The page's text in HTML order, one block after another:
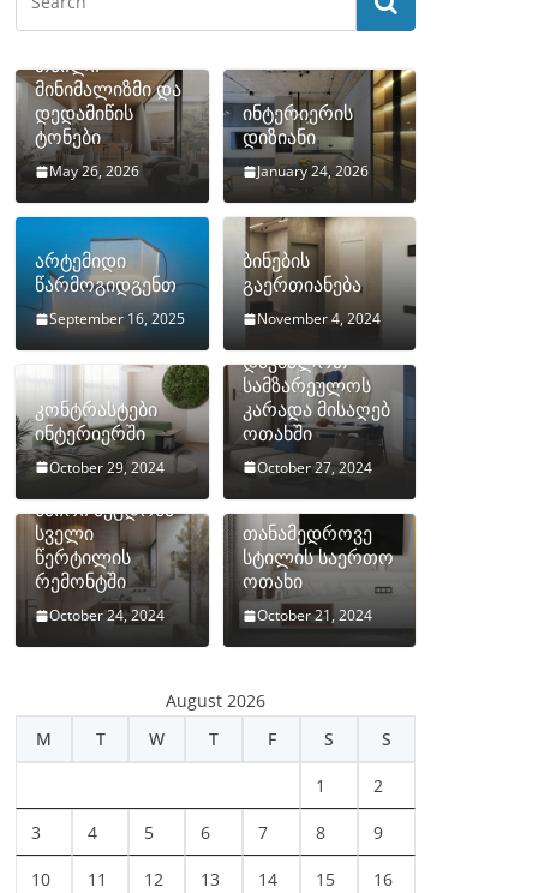
თბილი
მინიმალიზმი და
დედამიწის
ტონები
May 26, 2026
ინტერიერის
დიზიანი
January 24, 2026
არტემიდი
წარმოგიდგენთ
September 16, 2025
ბინების
გაერთიანება
November 4, 2024
კონტრასტები
ინტერიერში
October 29, 2024
როგორ
დავმალოთ
სამზარეულოს
კარადა მისაღებ
ოთახში
October 27, 2024
ხშირი შეცდომა
სველი
წერტილის
რემონტში
October 24, 2024
თანამედროვე
სტილის საერთო
ოთახი
October 21, 2024
August 2026
M
T W T F S S
1 2
3 4 5 6 7 8 9
10 11 12 13 14 15 16